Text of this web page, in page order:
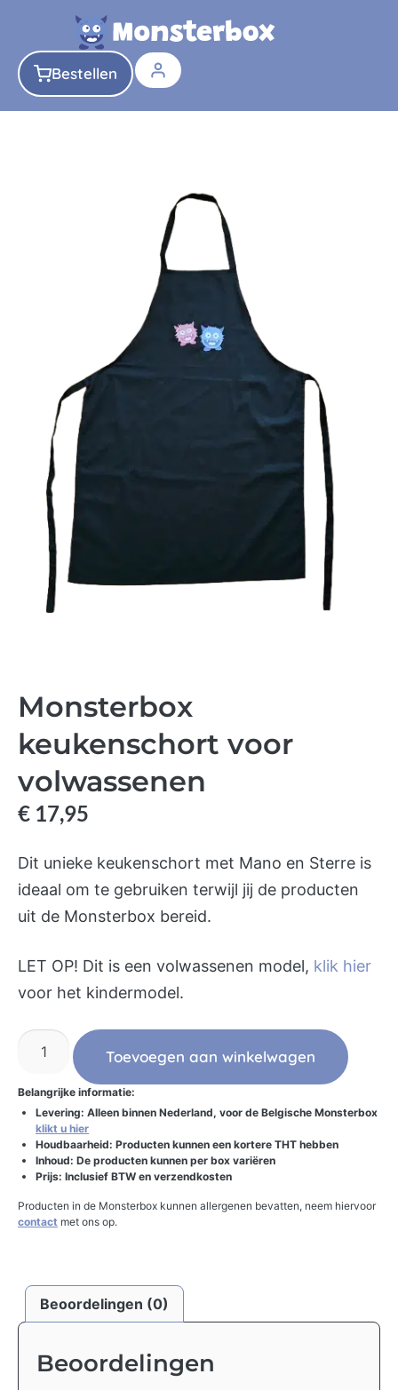
Bestellen
Monsterbox
keukenschort voor
volwassenen
€ 17,95
Dit unieke keukenschort met Mano en Sterre is
ideaal om te gebruiken terwijl jij de producten
uit de Monsterbox bereid.
LET OP! Dit is een volwassenen model, klik hier
voor het kindermodel.
Toevoegen aan winkelwagen
Belangrijke informatie:
Levering: Alleen binnen Nederland, voor de Belgische Monsterbox
klikt u hier
Houdbaarheid: Producten kunnen een kortere THT hebben
Inhoud: De producten kunnen per box variëren
Prijs: Inclusief BTW en verzendkosten
Producten in de Monsterbox kunnen allergenen bevatten, neem hiervoor
contact met ons op.
Beoordelingen (0)
Beoordelingen